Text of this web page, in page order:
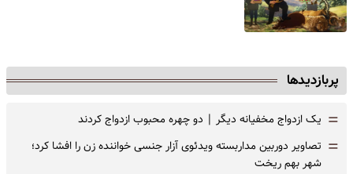
پربازدیدها
= یک ازدواج مخفیانه دیگر | دو چهره محبوب ازدواج کردند
= تصاویر دوربین مداربسته ویدئوی آزار جنسی خواننده زن را افشا کرد؛
شهر بهم ریخت